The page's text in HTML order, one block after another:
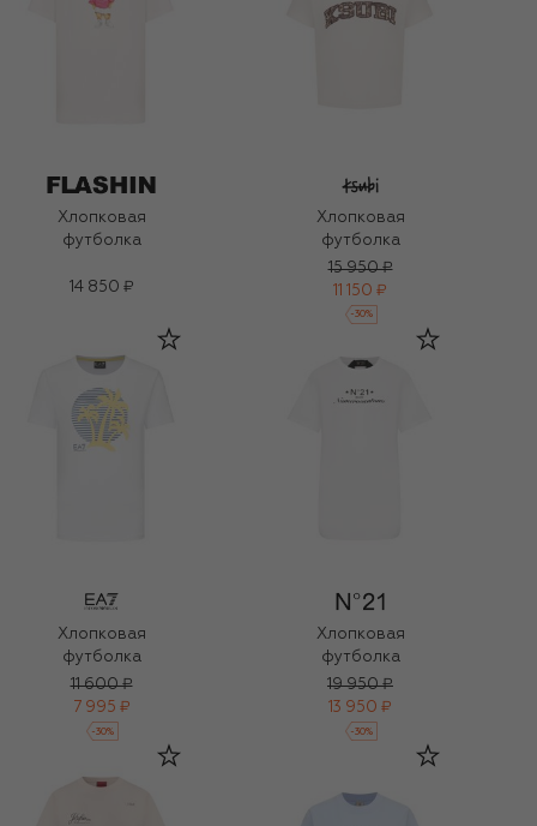
Хлопковая
футболка
14 850 ₽
Хлопковая
футболка
15 950 ₽
11 150 ₽
-30%
Хлопковая
футболка
11 600 ₽
7 995 ₽
-30%
Хлопковая
футболка
19 950 ₽
13 950 ₽
-30%